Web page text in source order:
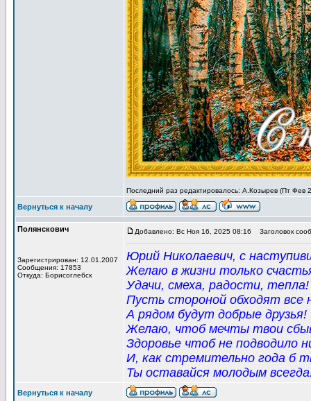
Последний раз редактировалось: А.Козырев (Пт Фев
Вернуться к началу
Полянскович
Зарегистрирован: 12.01.2007
Сообщения: 17853
Откуда: Борисоглебск
Добавлено: Вс Ноя 16, 2025 08:16 Заголовок
Юрий Николаевич, с
Желаю в жизни только
Удачи, смеха, радости, тепла!
Пусть стороной обходят все
А рядом будут добрые друзья!
Желаю, чтоб мечты твои
Здоровье чтоб не подводило
И, как стремительно года б
Ты оставайся молодым
Вернуться к началу